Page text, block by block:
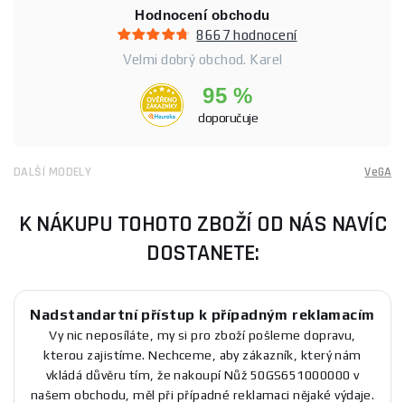
Hodnocení obchodu
8667 hodnocení
Velmi dobrý obchod. Karel
95 %
doporučuje
DALŠÍ MODELY VeGA
K NÁKUPU TOHOTO ZBOŽÍ OD NÁS NAVÍC
DOSTANETE:
Nadstandartní přístup k případným reklamacím
Vy nic neposíláte, my si pro zboží pošleme dopravu,
kterou zajistíme. Nechceme, aby zákazník, který nám
vkládá důvěru tím, že nakoupí Nůž 50GS651000000 v
našem obchodu, měl při případné reklamaci nějaké výdaje.